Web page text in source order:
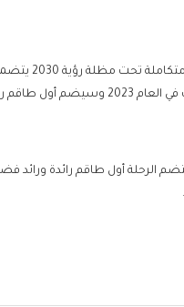
ولفتت إلى أن
فضاء سعوديين.
سيتم إطلاق أول الرحلات في العام 2023، وستضم